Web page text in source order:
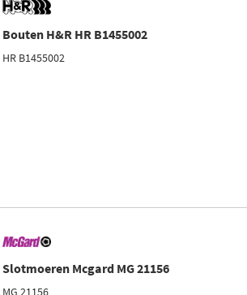
Bouten H&R HR B1455002
HR B1455002
Slotmoeren Mcgard MG 21156
MG 21156